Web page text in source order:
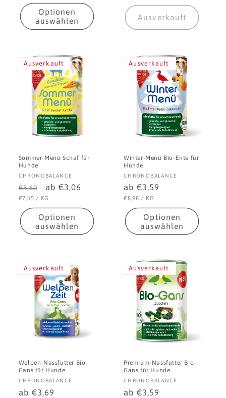
Optionen
auswählen
Ausverkauft
Ausverkauft
Sommer-Menü Schaf für
Hunde
Anbieter:
CHRONOBALANCE
Normaler
Preis
€3,60 Verkaufspreis
ab €3,06
STÜCKPREIS
€7,65 / PRO
KG
Optionen
auswählen
Ausverkauft
Winter-Menü Bio-Ente für
Hunde
Anbieter:
CHRONOBALANCE
Normaler
Preis
ab €3,59
STÜCKPREIS
€8,98 / PRO
KG
Optionen
auswählen
Ausverkauft
Welpen-Nassfutter Bio-
Gans für Hunde
Anbieter:
CHRONOBALANCE
Normaler
ab €3,69
Ausverkauft
Premium-Nassfutter Bio-
Gans für Hunde
Anbieter:
CHRONOBALANCE
Normaler
ab €3,59